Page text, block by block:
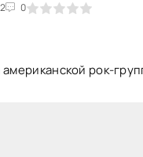
0
5
рок-